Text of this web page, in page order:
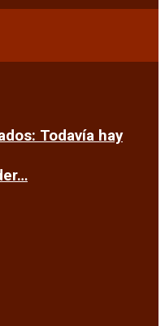
Todavía hay